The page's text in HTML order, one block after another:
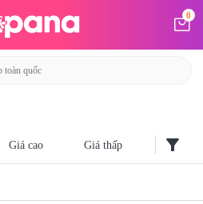
0
Giá cao Giá thấp filter_alt